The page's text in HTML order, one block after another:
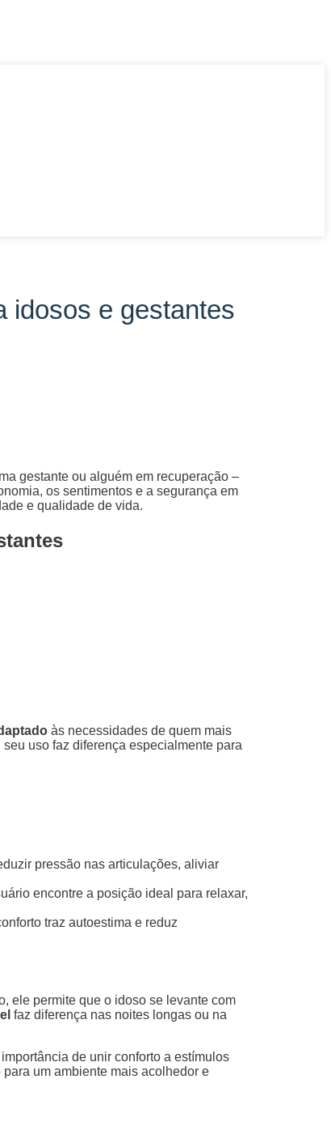
idosos e gestantes
gestante ou alguém em recuperação –
os sentimentos e a segurança em
e qualidade de vida.
às necessidades de quem mais
uso faz diferença especialmente para
pressão nas articulações, aliviar
encontre a posição ideal para relaxar,
traz autoestima e reduz
ele permite que o idoso se levante com
faz diferença nas noites longas ou na
de unir conforto a estímulos
um ambiente mais acolhedor e